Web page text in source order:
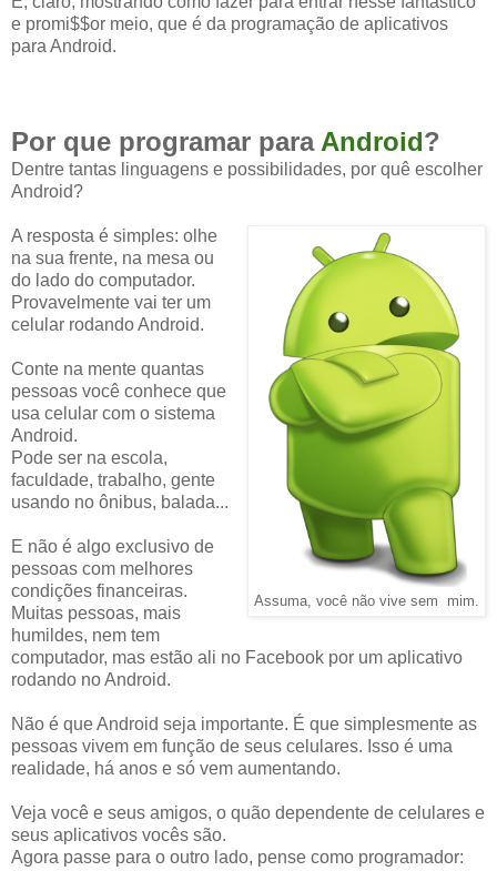
e promi$$or meio, que é da programação de aplicativos
para Android.
Por que programar para Android?
Dentre tantas linguagens e possibilidades, por quê escolher
Android?
Assuma, você não vive sem mim.
A resposta é simples: olhe
na sua frente, na mesa ou
do lado do computador.
Provavelmente vai ter um
celular rodando Android.
Conte na mente quantas
pessoas você conhece que
usa celular com o sistema
Android.
Pode ser na escola,
faculdade, trabalho, gente
usando no ônibus, balada...
E não é algo exclusivo de
pessoas com melhores
condições financeiras.
Muitas pessoas, mais
humildes, nem tem
computador, mas estão ali no Facebook por um aplicativo
rodando no Android.
Não é que Android seja importante. É que simplesmente as
pessoas vivem em função de seus celulares. Isso é uma
realidade, há anos e só vem aumentando.
Veja você e seus amigos, o quão dependente de celulares e
seus aplicativos vocês são.
Agora passe para o outro lado, pense como programador: